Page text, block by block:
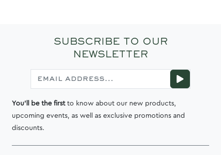
SUBSCRIBE TO OUR
NEWSLETTER
You'll be the firstto know about our new products,
upcoming events, as well as exclusive promotions and
discounts.